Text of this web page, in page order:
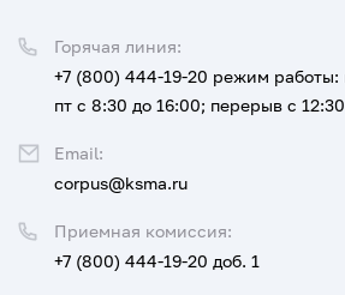
Приемная комиссия:
+7 (800) 444-19-20 доб. 1
Горячая линия:
+7 (800) 444-19-20 режим работы:
пт с 8:30 до 16:00; перерыв с
Email:
corpus@ksma.ru